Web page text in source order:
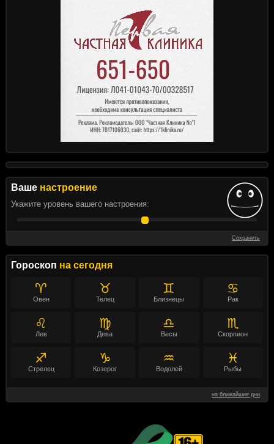
Ваше настроение
Укажите уровень вашего настроения:
Сохранить
Гороскоп на сегодня
♈
Овен
♉
Телец
♊
Близнецы
♋
Рак
♌
Лев
♍
Дева
♎
Весы
♏
Скорпион
♐
Стрелец
♑
Козерог
♒
Водолей
♓
Рыбы
на ближайшие дни